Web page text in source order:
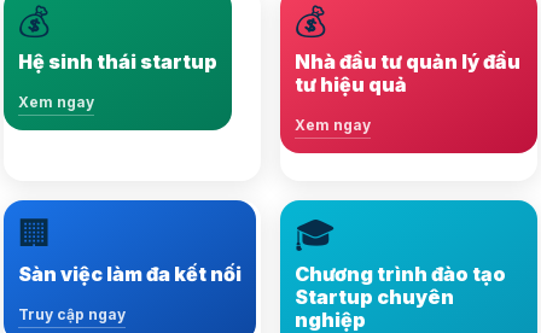
💰
Hệ sinh thái startup
Xem ngay
Nâng tầm hệ sinh thái
Startup lên vị thế mới,
phát triển bền vững
Xem ngay
💰
Nhà đầu tư quản lý đầu
tư hiệu quả
Xem ngay
Lựa chọ nhiều startup
🏢
Sàn việc làm đa kết nối
Truy cập ngay
Kết nối hàng ngàn việc
làm, nhà tuyển dụng và
ứng viên tiềm năng
🎓
Chương trình đào tạo
Startup chuyên
nghiệp
Nội dung đa dạng, kiến
phong phú